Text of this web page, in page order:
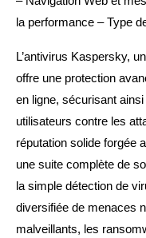
la performance – Type
L’antivirus Kaspersky,
offre une protection
en ligne, sécurisant
utilisateurs contre les
réputation solide forgée
une suite complète de
la simple détection de
diversifiée de menaces
malveillants, les